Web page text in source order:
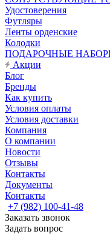
Удостоверения
Футляры
Ленты орденские
Колодки
ПОДАРОЧНЫЕ
Акции
Блог
Бренды
Как купить
Условия оплаты
Условия доставки
Компания
О компании
Новости
Отзывы
Контакты
Документы
Контакты
+7 (982) 100-41-48
Заказать звонок
Задать вопрос